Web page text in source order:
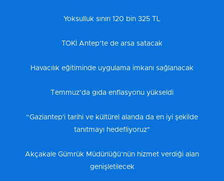
Yoksulluk sınırı 120 bin 325 TL
TOKİ Antep’te de arsa satacak
Havacılık eğitiminde uygulama imkanı sağlanacak
Temmuz’da gıda enflasyonu yükseldi
“Gaziantep'i tarihi ve kültürel alanda da en iyi şekilde
tanıtmayı hedefliyoruz"
Akçakale Gümrük Müdürlüğü’nün hizmet verdiği alan
genişletilecek